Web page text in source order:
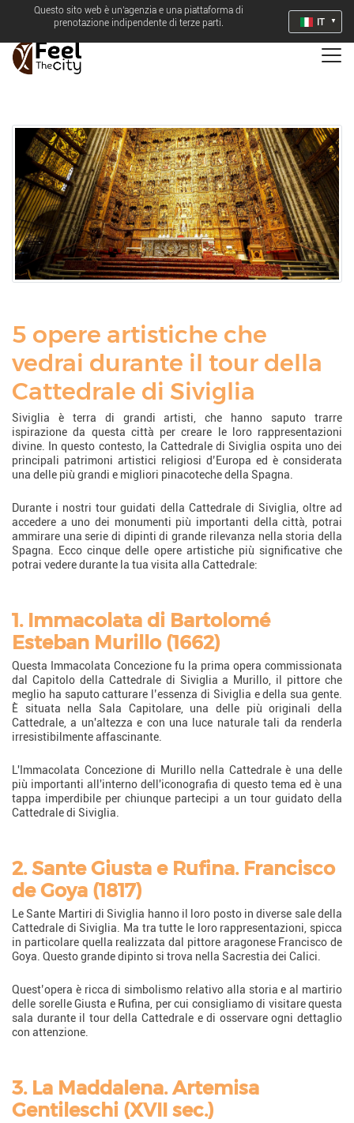
Questo sito web è un'agenzia e una piattaforma di
prenotazione indipendente di terze parti.
IT
5 opere artistiche che
vedrai durante il tour della
Cattedrale di Siviglia
Siviglia è terra di grandi artisti, che hanno saputo trarre
ispirazione da questa città per creare le loro rappresentazioni
divine. In questo contesto, la Cattedrale di Siviglia ospita uno dei
principali patrimoni artistici religiosi d’Europa ed è considerata
una delle più grandi e migliori pinacoteche della Spagna.
Durante i nostri tour guidati della Cattedrale di Siviglia, oltre ad
accedere a uno dei monumenti più importanti della città, potrai
ammirare una serie di dipinti di grande rilevanza nella storia della
Spagna. Ecco cinque delle opere artistiche più significative che
potrai vedere durante la tua visita alla Cattedrale:
1. Immacolata di Bartolomé
Esteban Murillo (1662)
Questa Immacolata Concezione fu la prima opera commissionata
dal Capitolo della Cattedrale di Siviglia a Murillo, il pittore che
meglio ha saputo catturare l’essenza di Siviglia e della sua gente.
È situata nella Sala Capitolare, una delle più originali della
Cattedrale, a un'altezza e con una luce naturale tali da renderla
irresistibilmente affascinante.
L'Immacolata Concezione di Murillo nella Cattedrale è una delle
più importanti all'interno dell'iconografia di questo tema ed è una
tappa imperdibile per chiunque partecipi a un tour guidato della
Cattedrale di Siviglia.
2. Sante Giusta e Rufina. Francisco
de Goya (1817)
Le Sante Martiri di Siviglia hanno il loro posto in diverse sale della
Cattedrale di Siviglia. Ma tra tutte le loro rappresentazioni, spicca
in particolare quella realizzata dal pittore aragonese Francisco de
Goya. Questo grande dipinto si trova nella Sacrestia dei Calici.
Quest’opera è ricca di simbolismo relativo alla storia e al martirio
delle sorelle Giusta e Rufina, per cui consigliamo di visitare questa
sala durante il tour della Cattedrale e di osservare ogni dettaglio
con attenzione.
3. La Maddalena. Artemisa
Gentileschi (XVII sec.)